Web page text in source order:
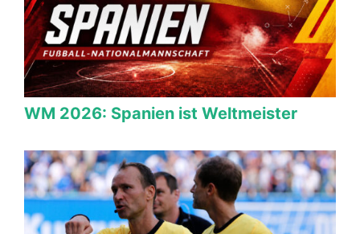
WM 2026: Spanien ist Weltmeister